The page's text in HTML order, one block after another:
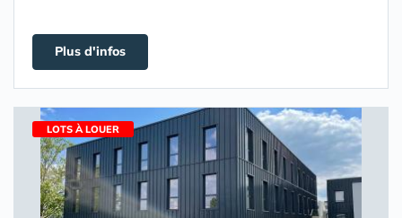
Plus d'infos
LOTS À LOUER